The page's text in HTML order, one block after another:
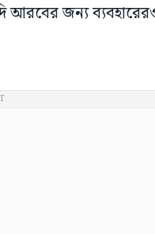
আরবের জন্য